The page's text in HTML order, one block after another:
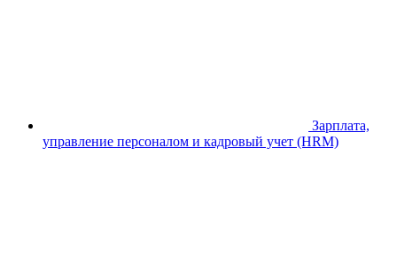
Зарплата,
управление персоналом и кадровый учет (HRM)